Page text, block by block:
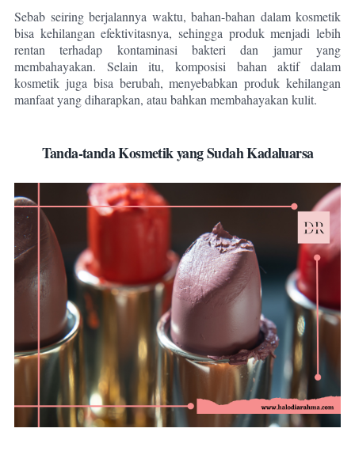
Sebab seiring berjalannya waktu, bahan-bahan dalam kosmetik
bisa kehilangan efektivitasnya, sehingga produk menjadi lebih
rentan terhadap kontaminasi bakteri dan jamur yang
membahayakan. Selain itu, komposisi bahan aktif dalam
kosmetik juga bisa berubah, menyebabkan produk kehilangan
manfaat yang diharapkan, atau bahkan membahayakan kulit.
Tanda-tanda Kosmetik yang Sudah Kadaluarsa